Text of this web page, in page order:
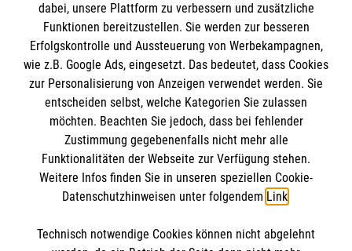
BIC: GENODED 1PA7
Newsletter abonnieren
Cookies verwalten|AGB|Impressum|Datenschutz
dabei, unsere Plattform zu verbessern und zusätzliche
Funktionen bereitzustellen. Sie werden zur besseren
Erfolgskontrolle und Aussteuerung von Werbekampagnen,
wie z.B. Google Ads, eingesetzt. Das bedeutet, dass Cookies
zur Personalisierung von Anzeigen verwendet werden. Sie
entscheiden selbst, welche Kategorien Sie zulassen
möchten. Beachten Sie jedoch, dass bei fehlender
Zustimmung gegebenenfalls nicht mehr alle
Funktionalitäten der Webseite zur Verfügung stehen.
Weitere Infos finden Sie in unseren speziellen Cookie-
Datenschutzhinweisen unter folgendem Link.
Technisch notwendige Cookies können nicht abgelehnt